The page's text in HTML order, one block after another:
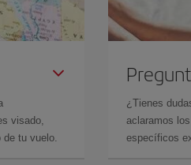
visado,
de tu vuelo.
¿Tienes
aclaramos
específicos